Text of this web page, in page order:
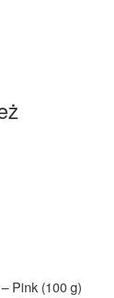
Pink (100 g)